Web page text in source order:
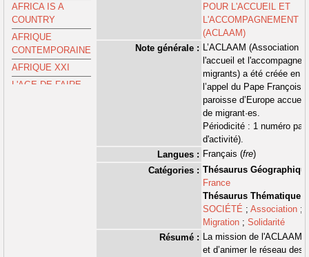
AFRICA IS A
COUNTRY
AFRIQUE
CONTEMPORAINE
AFRIQUE XXI
L'AGE DE FAIRE
POUR L'ACCUEIL ET
L'ACCOMPAGNEMENT
(ACLAAM)
Note générale : L’ACLAAM (Association
l'accueil et
migrants) a été créée en
l’appel du Pape François
paroisse d’Europe
de migrant·es.
Périodicité : 1 numéro par
d'activité).
Langues : Français (fre)
Catégories : Thésaurus
France
Thésaurus Thématique
SOCIÉTÉ ; Association ;
Migration ; Solidarité
Résumé : La mission de l'ACLAAM
et d’animer le réseau des